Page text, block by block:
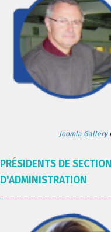
Joomla Gallery
PRÉSIDENTS DE
D'ADMINISTRATION